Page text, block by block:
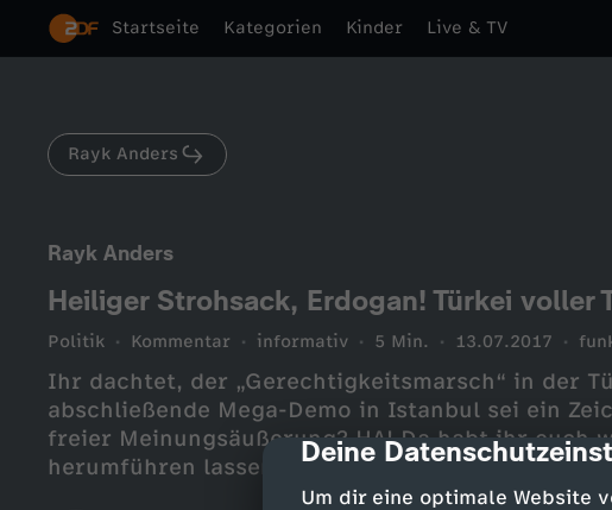
cmp-dialog-
Deine
Um dir eine optimale Website
Startseite Kategorien Kinder Live & TV
Rayk Anders
Rayk Anders
Heiliger Strohsack, Erdogan! Türkei voller
Politik Kommentar informativ 5 Min. 13.07.2017
Ihr dachtet, der „Gerechtigkeitsmarsch“ in der
abschließende Mega-Demo in Istanbul sei ein
freier Meinungsäußerung? HA! Da habt ihr euch
herumführen lassen! Erdogan, seine Regierung
stellen zwei Dinge klar: Erstens hat es die